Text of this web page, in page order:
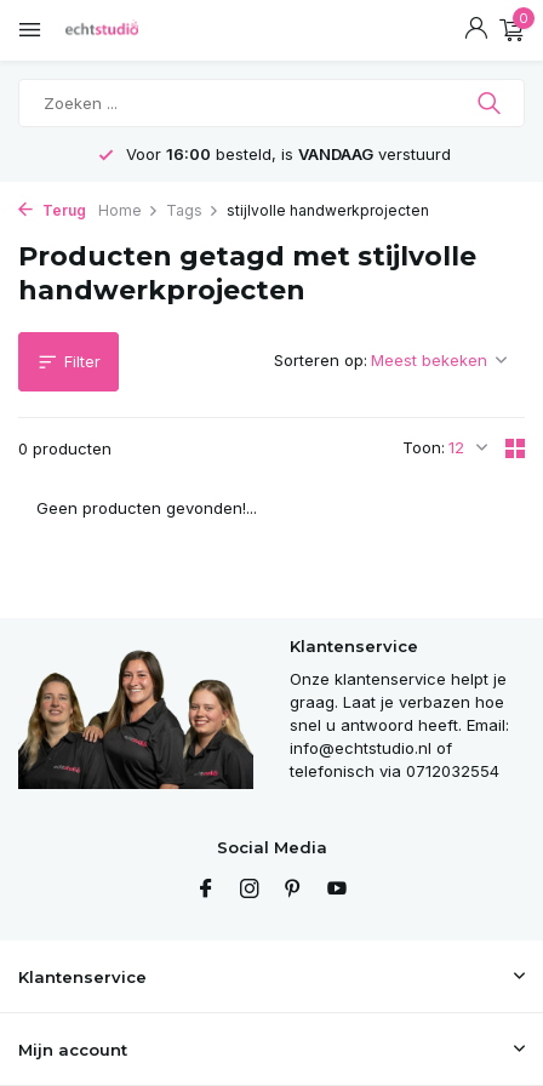
0
Voor 16:00 besteld, is VANDAAGverstuurd
Terug Home Tags stijlvolle handwerkprojecten
Producten getagd met stijlvolle
handwerkprojecten
Filter
0 producten Toon:
Sorteren op:
Geen producten gevonden!...
Klantenservice
Onze klantenservice helpt je
graag. Laat je verbazen hoe
snel u antwoord heeft. Email:
info@echtstudio.nl of
telefonisch via 0712032554
Social Media
Klantenservice
Mijn account